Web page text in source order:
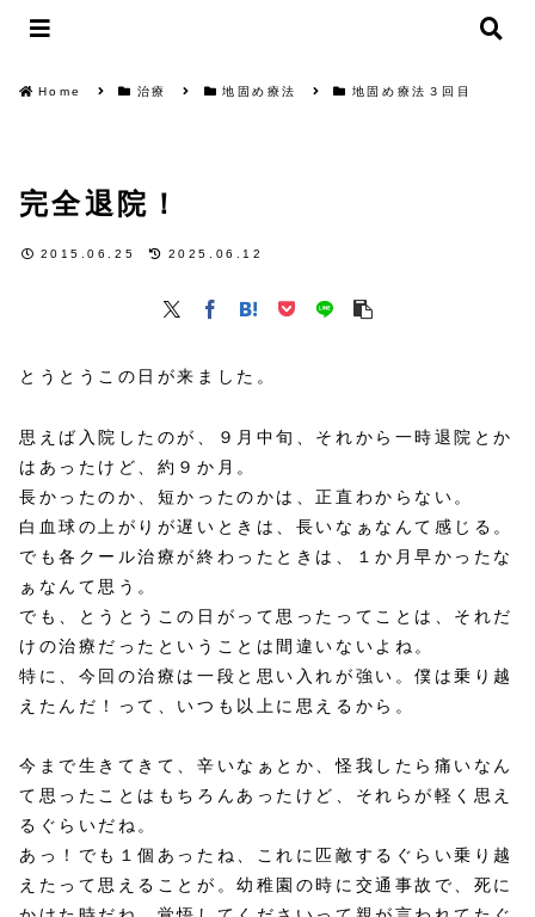
Home 治療 地固め療法 地固め療法３回目
完全退院！
2015.06.25 2025.06.12
とうとうこの日が来ました。
思えば入院したのが、９月中旬、それから一時退院とか
はあったけど、約９か月。
長かったのか、短かったのかは、正直わからない。
白血球の上がりが遅いときは、長いなぁなんて感じる。
でも各クール治療が終わったときは、１か月早かったな
ぁなんて思う。
でも、とうとうこの日がって思ったってことは、それだ
けの治療だったということは間違いないよね。
特に、今回の治療は一段と思い入れが強い。僕は乗り越
えたんだ！って、いつも以上に思えるから。
今まで生きてきて、辛いなぁとか、怪我したら痛いなん
て思ったことはもちろんあったけど、それらが軽く思え
るぐらいだね。
あっ！でも１個あったね、これに匹敵するぐらい乗り越
えたって思えることが。幼稚園の時に交通事故で、死に